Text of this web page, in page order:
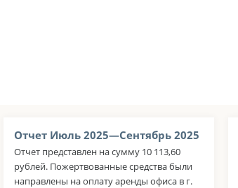
Отчет Июль 2025—Сентябрь 2025
Отчет представлен на сумму 10 113,60
рублей. Пожертвованные средства были
направлены на оплату аренды офиса в г.